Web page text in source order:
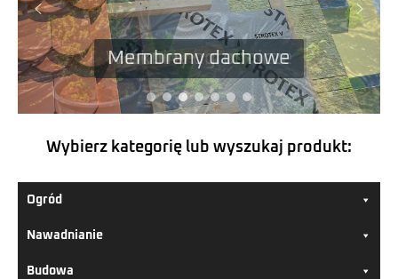
Membrany dachowe
Włókniny ogrodnicze
Wybierz kategorię lub wyszukaj produkt:
Ogród
Nawadnianie
Budowa